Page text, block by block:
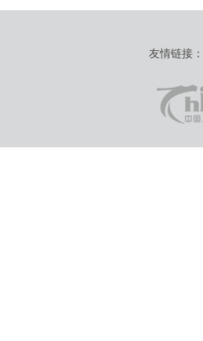
友情链接：